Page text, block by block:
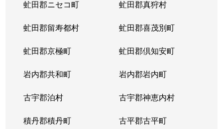
虻田郡ニセコ町 虻田郡真狩村
虻田郡留寿都村 虻田郡喜茂別町
虻田郡京極町 虻田郡倶知安町
岩内郡共和町 岩内郡岩内町
古宇郡泊村 古宇郡神恵内村
積丹郡積丹町 古平郡古平町